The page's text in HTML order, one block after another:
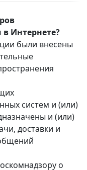
Интернете?
были внесены
систем и (или)
и (или)
доставки и
о